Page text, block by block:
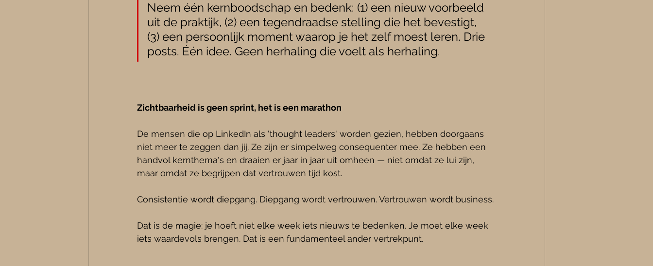
Neem één kernboodschap en bedenk: (1) een nieuw voorbeeld
uit de praktijk, (2) een tegendraadse stelling die het bevestigt,
(3) een persoonlijk moment waarop je het zelf moest leren. Drie
posts. Één idee. Geen herhaling die voelt als herhaling.
Zichtbaarheid is geen sprint, het is een marathon
De mensen die op LinkedIn als 'thought leaders' worden gezien, hebben doorgaans
niet meer te zeggen dan jij. Ze zijn er simpelweg consequenter mee. Ze hebben een
handvol kernthema's en draaien er jaar in jaar uit omheen — niet omdat ze lui zijn,
maar omdat ze begrijpen dat vertrouwen tijd kost.
Consistentie wordt diepgang. Diepgang wordt vertrouwen. Vertrouwen wordt business.
Dat is de magie: je hoeft niet elke week iets nieuws te bedenken. Je moet elke week
iets waardevols brengen. Dat is een fundamenteel ander vertrekpunt.